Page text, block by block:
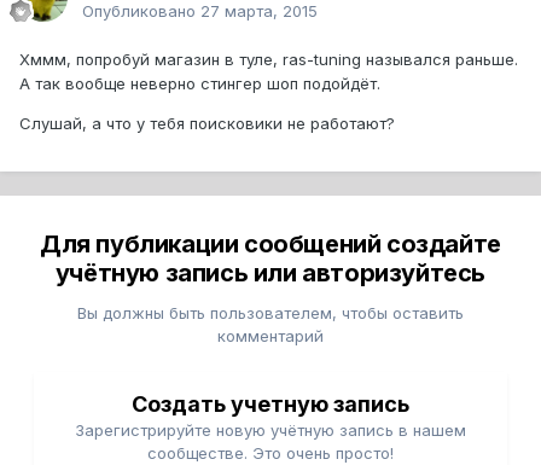
Опубликовано 27 марта, 2015
Хммм, попробуй магазин в туле, ras-tuning назывался раньше.
А так вообще неверно стингер шоп подойдёт.
Слушай, а что у тебя поисковики не работают?
Для публикации сообщений создайте
учётную запись или авторизуйтесь
Вы должны быть пользователем, чтобы оставить
комментарий
Создать учетную запись
Зарегистрируйте новую учётную запись в нашем
сообществе. Это очень просто!